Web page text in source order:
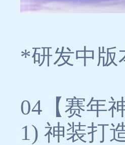
*研发中版
04【赛年
1) 神装打